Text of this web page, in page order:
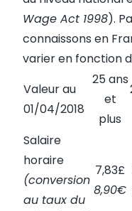
Wage Act 1998).
connaissons en
varier en fonction
Valeur au
01/04/2018
25 ans
et
plus
Salaire
horaire
(conversion
au taux du
7,83£
8,90€